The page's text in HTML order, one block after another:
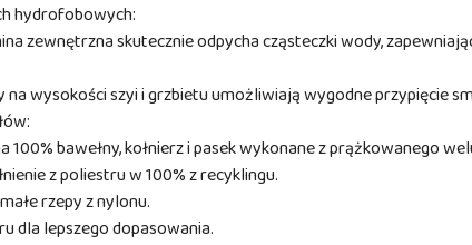
hydrofobowych:
zewnętrzna skutecznie odpycha cząsteczki wody,
wysokości szyi i grzbietu umożliwiają wygodne przypięcie
100% bawełny, kołnierz i pasek wykonane z prążkowanego
z poliestru w 100% z recyklingu.
rzepy z nylonu.
dla lepszego dopasowania.